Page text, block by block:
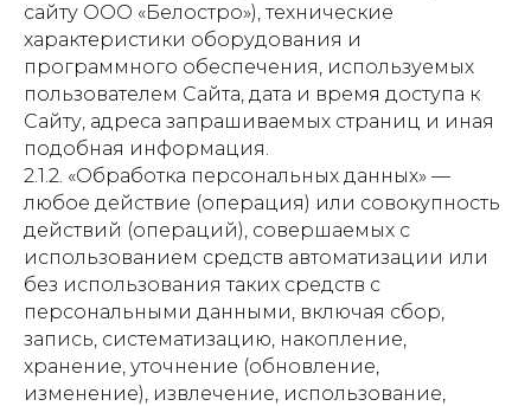
сайту ООО «Белостро»), технические
характеристики оборудования и
программного обеспечения, используемых
пользователем Сайта, дата и время доступа к
Сайту, адреса запрашиваемых страниц и иная
подобная информация.
2.1.2. «Обработка персональных данных» —
любое действие (операция) или совокупность
действий (операций), совершаемых с
использованием средств автоматизации или
без использования таких средств с
персональными данными, включая сбор,
запись, систематизацию, накопление,
хранение, уточнение (обновление,
изменение), извлечение, использование,